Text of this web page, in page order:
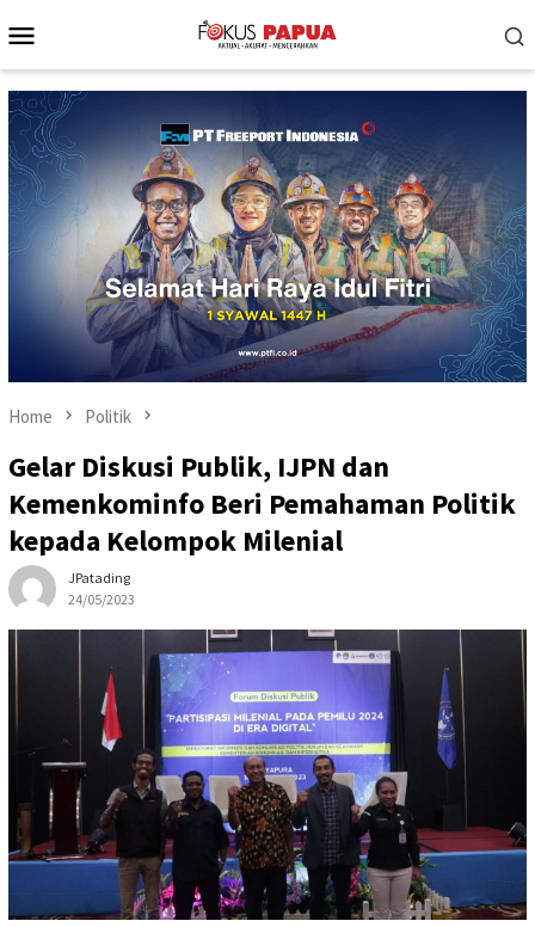
to
Menu
Home Politik
Gelar Diskusi Publik, IJPN dan
Kemenkominfo Beri Pemahaman Politik
kepada Kelompok Milenial
JPatading
24/05/2023